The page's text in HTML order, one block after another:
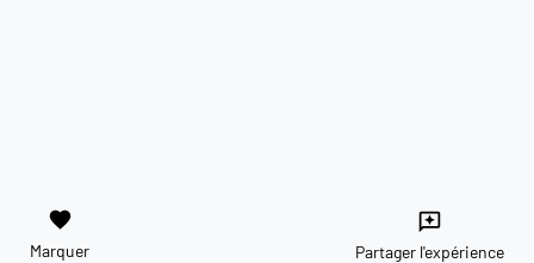
favorite
Marquer
reviews
Partager l'expérience